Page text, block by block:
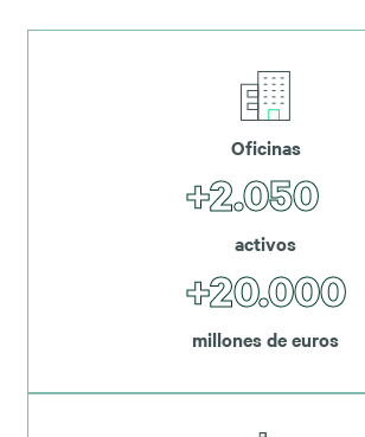
Oficinas
+2.050
activos
+20.000
millones de euros